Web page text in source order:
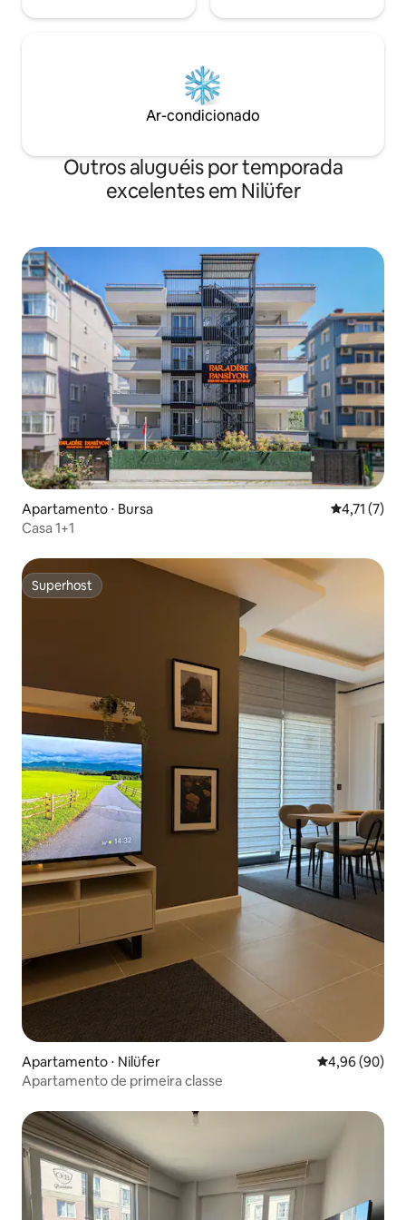
Ar-condicionado
Outros aluguéis por temporada
excelentes em Nilüfer
Apartamento ⋅ Bursa 4,71 de
4,71 (7)
Casa 1+1
Superhost
Superhost
Apartamento ⋅ Nilüfer 4,96 de uma
4,96 (90)
Apartamento de primeira classe